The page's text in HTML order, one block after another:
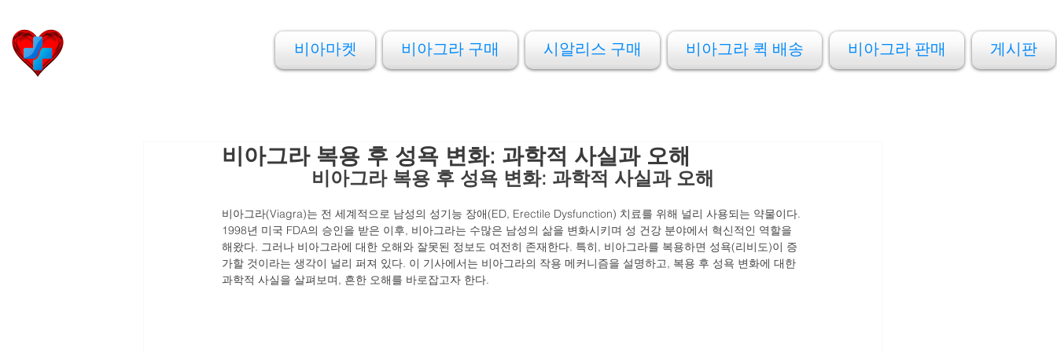
비아마켓 비아그라 구매 시알리스 구매 비아그라 퀵 배송 비아그라 판매 게시판
비아그라 복용 후 성욕 변화: 과학적 사실과 오해
비아그라 복용 후 성욕 변화: 과학적 사실과 오해
비아그라(Viagra)는 전 세계적으로 남성의 성기능 장애(ED, Erectile Dysfunction) 치료를 위해 널리 사용되는 약물이다.
1998년 미국 FDA의 승인을 받은 이후, 비아그라는 수많은 남성의 삶을 변화시키며 성 건강 분야에서 혁신적인 역할을
해왔다. 그러나 비아그라에 대한 오해와 잘못된 정보도 여전히 존재한다. 특히, 비아그라를 복용하면 성욕(리비도)이 증
가할 것이라는 생각이 널리 퍼져 있다. 이 기사에서는 비아그라의 작용 메커니즘을 설명하고, 복용 후 성욕 변화에 대한
과학적 사실을 살펴보며, 흔한 오해를 바로잡고자 한다.